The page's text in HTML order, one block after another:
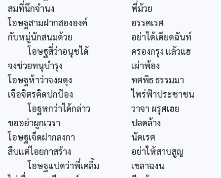
สมที่นึกจำนง
พี่ม้วย
โอษฐสามฝากสององค์
อรรคเรศ
กับหมู่นักสนมด้วย
อย่าได้เดียดฉันท์
โอษฐสี่ว่าอนุชได้
ครองกรุง แล้วแฮ
จงช่วยทนุบำรุง
เผ่าพ้อง
โอษฐห้าว่าจงผดุง
ทศพิธ ธรรมมา
เจือจิตรคิดปกป้อง
ไพร่ฟ้าประชาชน
โอฐหกว่าได้กล่าว
วาจา ผรุศเฮย
ขออย่าผูกเวรา
ปลดล้าง
โอษฐเจ็ดฝากลงกา
นัคเรศ
สืบแต่ไอยกาสร้าง
อย่าให้สาบสูญ
โอษฐแปดว่าพี่เคลิ้ม
เขลาฉงน